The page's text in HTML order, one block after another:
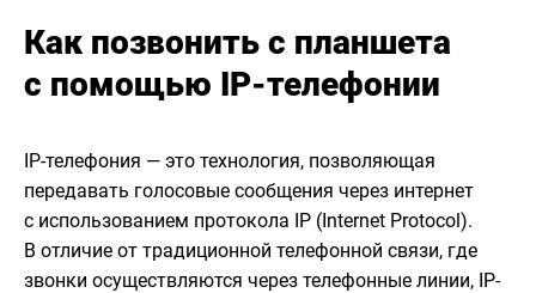
Как позвонить с планшета
с помощью IP-телефонии
IP-телефония — это технология, позволяющая
передавать голосовые сообщения через интернет
с использованием протокола IP (Internet Protocol).
В отличие от традиционной телефонной связи, где
звонки осуществляются через телефонные линии, IP-